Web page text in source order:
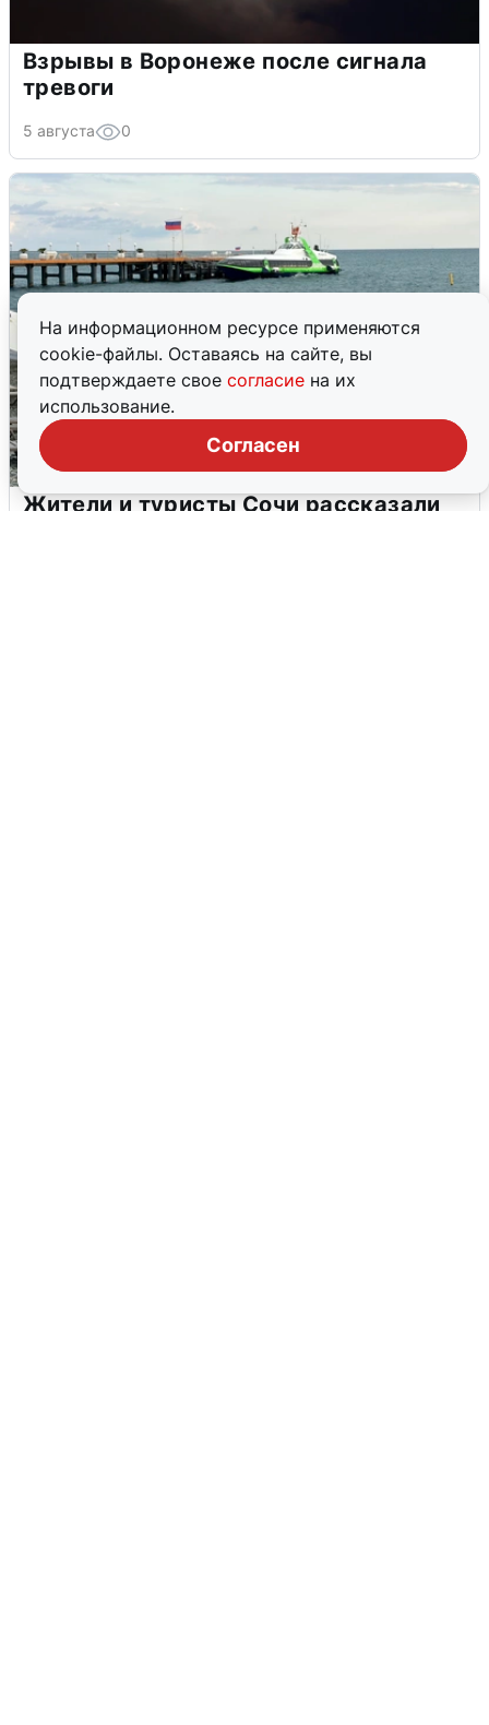
На информационном ресурсе применяются
cookie-файлы. Оставаясь на сайте, вы
подтверждаете свое согласие на их
использование.
Согласен
Взрывы в Воронеже после сигнала
тревоги
5 августа 0
Жители и туристы Сочи рассказали